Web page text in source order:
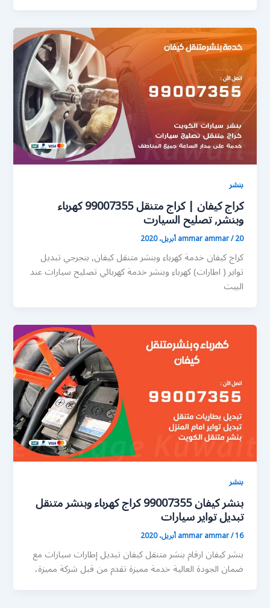
بنشر
كراج كيفان | كراج متنقل 99007355 كهرباء
وبنشر, تصليح السيارت
ammar ammar/20 أبريل، 2020
كراج كيفان خدمة كهرباء وبنشر متنقل كيفان, بنجرجي تبديل
تواير ( اطارات) كهرباء وبنشر خدمة كهربائي تصليح سيارات عند
البيت
بنشر
بنشر كيفان 99007355 كراج كهرباء وبنشر متنقل
تبديل تواير سيارات
ammar ammar/16 أبريل، 2020
بنشر كيفان ارقام بنشر متنقل كيفان تبديل إطارات سيارات مع
ضمان الجودة العالية خدمة مميزة تقدم من قبل شركة مميزة،